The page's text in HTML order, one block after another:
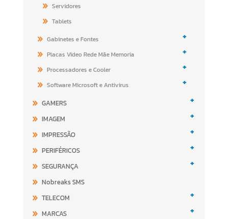
Servidores
Tablets
Gabinetes e Fontes
+
Placas Video Rede Mãe Memoria +
Processadores e Cooler +
Software Microsoft e Antivirus +
GAMERS +
IMAGEM +
IMPRESSÃO +
PERIFÉRICOS +
SEGURANÇA +
Nobreaks SMS
TELECOM
+
MARCAS +